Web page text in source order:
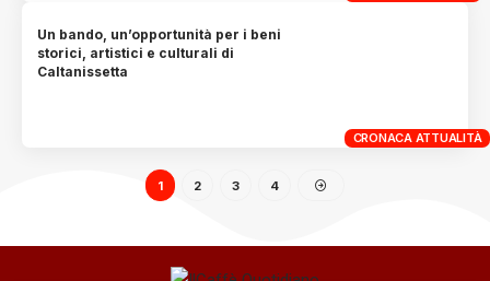
CRONACA ATTUALITÀ
Un bando, un’opportunità per i beni
storici, artistici e culturali di
Caltanissetta
1 2 3 4